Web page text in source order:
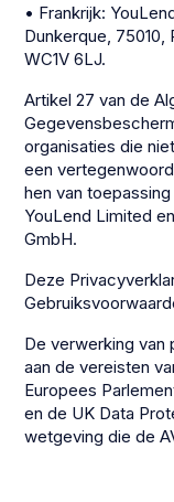
• Frankrijk:
Dunkerque, 75010,
WC1V 6LJ.
Artikel 27 van de
organisaties die
een
hen van
YouLend Limited
GmbH.
Deze
De verwerking van
aan de vereisten
Europees
en de UK Data
wetgeving die de